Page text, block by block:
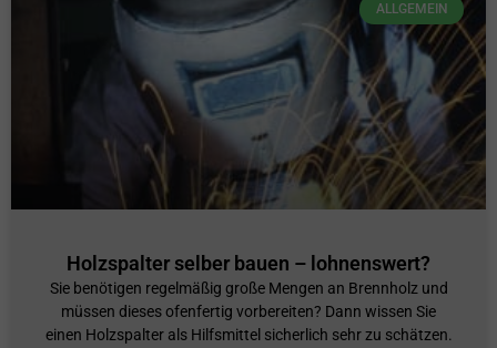
ALLGEMEIN
Holzspalter selber bauen – lohnenswert?
Sie benötigen regelmäßig große Mengen an Brennholz und
müssen dieses ofenfertig vorbereiten? Dann wissen Sie
einen Holzspalter als Hilfsmittel sicherlich sehr zu schätzen.